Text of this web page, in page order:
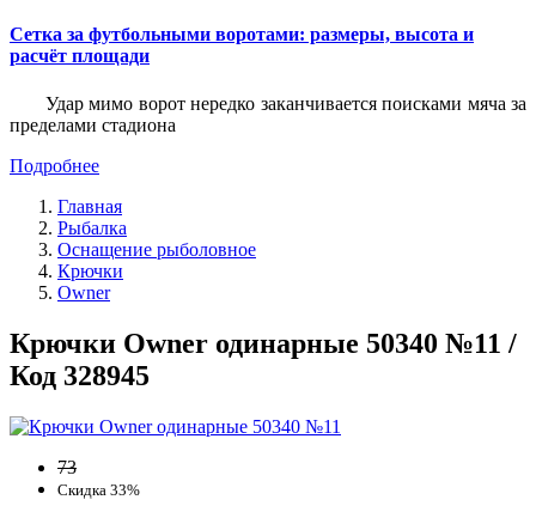
Сетка за футбольными воротами: размеры, высота и
расчёт площади
Удар мимо ворот нередко заканчивается поисками мяча за
пределами стадиона
Подробнее
Главная
Рыбалка
Оснащение рыболовное
Крючки
Owner
Крючки Owner одинарные 50340 №11 /
Код 328945
73
Скидка 33%